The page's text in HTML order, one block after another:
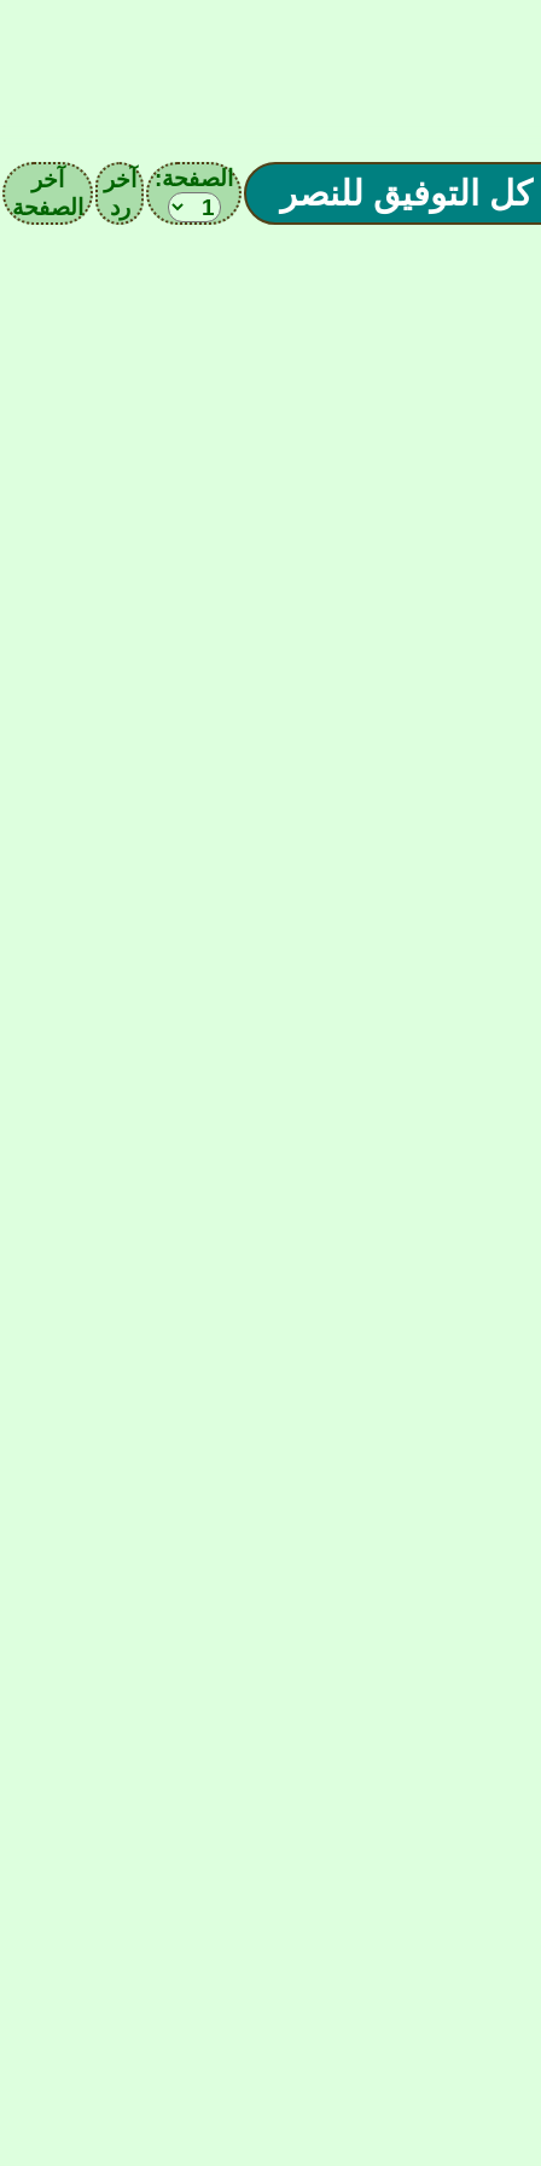
الصفحة:
آخر
رد
آخر
الصفحة